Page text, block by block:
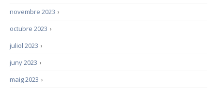
›
novembre 2023
›
octubre 2023
›
juliol 2023
›
juny 2023
›
maig 2023